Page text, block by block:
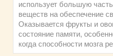
использует большую
веществ на обеспечение
Оказывается фрукты и
состояние памяти,
когда способности мозга